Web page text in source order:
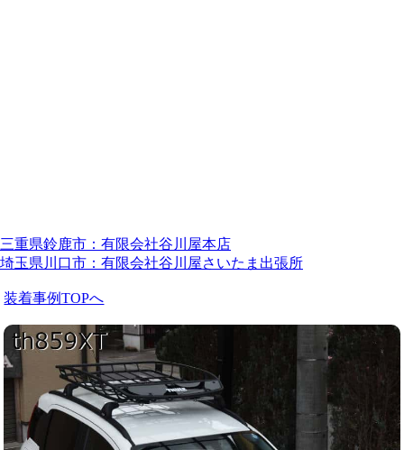
三重県鈴鹿市：有限会社谷川屋本店
埼玉県川口市：有限会社谷川屋さいたま出張所
装着事例TOPへ